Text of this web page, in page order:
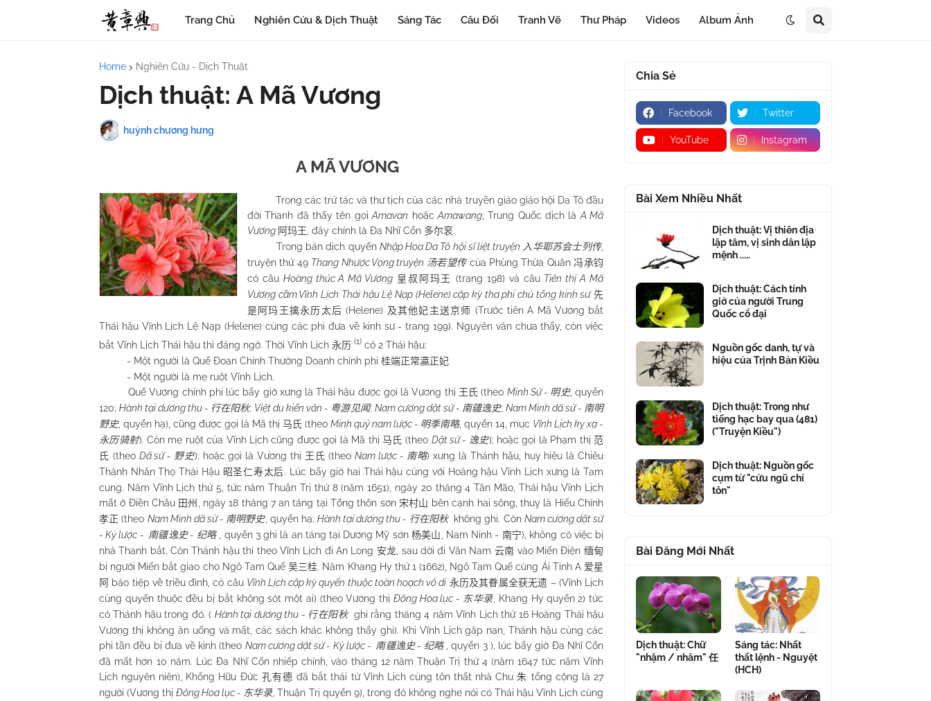
Trang Chủ Nghiên Cứu & Dịch Thuật Sáng Tác Câu Đối Tranh Vẽ Thư Pháp Videos Album Ảnh
Home Nghiên Cứu - Dịch Thuật
Dịch thuật: A Mã Vương
huỳnh chương hưng
A MÃ VƯƠNG
Trong các trứ tác và thư tịch của các nhà truyền giáo giáo hội Da Tô đầu
đời Thanh đã thấy tên gọiAmavan hoặcAmawang, Trung Quốc dịch làA Mã
Vương 阿玛王 , đây chính là Đa Nhĩ Cổn 多尔衮.
Trong bản dịch quyển Nhập Hoa Da Tô hội sĩ liệt truyện 入华耶苏会士列传,
truyện thứ 49 Thang Nhược Vọng truyện 汤若望传của Phùng Thừa Quân 冯承钧
có câu Hoàng thúc A Mã Vương 皇叔阿玛王 (trang 198) và câu Tiên thị A Mã
Vương cầm Vĩnh Lịch Thái hậu Lệ Nạp (Helene) cập kỳ tha phi chủ tống kinh sư 先
是阿玛王擒永历太后 (Helene) 及其他妃主送京师 (Trước tiên A Mã Vương bắt
Thái hậu Vĩnh Lịch Lệ Nạp (Helene) cùng các phi đưa về kinh sư - trang 199). Nguyên văn chưa thấy, còn việc
bắt Vĩnh Lịch Thái hậu thì đáng ngờ. Thời Vĩnh Lịch 永历 (1) có 2 Thái hậu:
- Một người là Quế Đoan Chính Thường Doanh chính phi 桂端正常瀛正妃
- Một người là mẹ ruột Vĩnh Lịch.
Quế Vương chính phi lúc bấy giờ xưng là Thái hậu được gọi là Vương thị 王氏 (theo Minh Sử - 明史, quyển
120;Hành tại dương thu - 行在阳秋; Việt du kiến văn - 粤游见闻; Namcương dật sử - 南疆逸史; NamMinh dã sử - 南明
野史, quyển hạ), cũng được gọi là Mã thị 马氏 (theo Minh quý nam lược - 明季南略, quyển 14, mục Vĩnh Lịch kỵ xạ -
永历骑射). Còn mẹ ruột của Vĩnh Lịch cũng được gọi là Mã thị 马氏 (theo Dật sử - 逸史); hoặc gọi là Phạm thị 范
氏 (theo Dã sử - 野史); hoặc gọi là Vương thị 王氏 (theoNam lược - 南略) xưng là Thánh hậu, huy hiệu là Chiêu
Thánh Nhân Thọ Thái Hậu 昭圣仁寿太后. Lúc bấy giờ hai Thái hậu cùng với Hoàng hậu Vĩnh Lịch xưng là Tam
cung. Năm Vĩnh Lịch thứ 5, tức năm Thuận Trị thứ 8 (năm 1651), ngày 20 tháng 4 Tân Mão, Thái hậu Vĩnh Lịch
mất ở Điền Châu 田州 , ngày 18 tháng 7 an táng tại Tống thôn sơn 宋村山 bên cạnh hai sông, thuỵ là Hiếu Chính
孝正 (theo NamMinh dã sử - 南明野史, quyển hạ; Hành tại dương thu - 行在阳秋không ghi. Còn Nam cương dật sử
- Kỷ lược - 南疆逸史- 纪略, quyển 3 ghi là an táng tại Dương Mỹ sơn 杨美山 , Nam Ninh - 南宁), không có việc bị
nhà Thanh bắt. Còn Thánh hậu thì theo Vĩnh Lịch đi An Long 安龙 , sau dời đi Vân Nam 云南 vào Miến Điện 缅甸
bị người Miến bắt giao cho Ngô Tam Quế 吴三桂. Năm Khang Hy thứ 1 (1662), Ngô Tam Quế cùng Ái Tinh A 爱星
阿 báo tiệp về triều đình, có câu Vĩnh Lịch cập kỳ quyến thuộc toàn hoạch vô di 永历及其眷属全获无遗 – (Vĩnh Lịch
cùng quyến thuộc đều bị bắt không sót một ai) (theo Vương thị Đông Hoa lục - 东华录 , Khang Hy quyển 2) tức
có Thánh hậu trong đó. ( Hành tại dương thu - 行在阳秋ghi rằng tháng 4 năm Vĩnh Lịch thứ 16 Hoàng Thái hậu
Vương thị không ăn uống và mất, các sách khác không thấy ghi). Khi Vĩnh Lịch gặp nạn, Thánh hậu cùng các
phi tần đều bị đưa về kinh (theo Namcương dật sử - Kỷ lược - 南疆逸史- 纪略, quyển 3 ), lúc bấy giờ Đa Nhĩ Cổn
đã mất hơn 10 năm. Lúc Đa Nhĩ Cổn nhiếp chính, vào tháng 12 năm Thuận Trị thứ 4 (năm 1647 tức năm Vĩnh
Lịch nguyên niên), Khổng Hữu Đức 孔有德 đã bắt thái tử Vĩnh Lịch cùng tôn thất nhà Chu朱 tổng cộng là 27
người (Vương thịĐông Hoa lục - 东华录, Thuận Trị quyển 9), trong đó không nghe nói có Thái hậu Vĩnh Lịch cùng
Chia Sẻ
Facebook Twitter
YouTube Instagram
Bài Xem Nhiều Nhất
Dịch thuật: Vị thiên địa
lập tâm, vị sinh dân lập
mệnh .....
Dịch thuật: Cách tính
giờ của người Trung
Quốc cổ đại
Nguồn gốc danh, tự và
hiệu của Trịnh Bản Kiều
Dịch thuật: Trong như
tiếng hạc bay qua (481)
("Truyện Kiều")
Dịch thuật: Nguồn gốc
cụm từ "cửu ngũ chí
tôn"
Bài Đăng Mới Nhất
Dịch thuật: Chữ
"nhậm / nhâm" 任
Sáng tác: Nhất
thất lệnh - Nguyệt
(HCH)